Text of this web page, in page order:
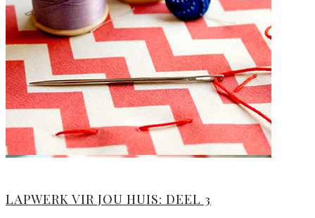
LAPWERK VIR JOU HUIS: DEEL 3